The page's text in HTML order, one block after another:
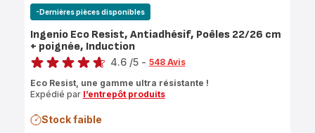
-Dernières pièces disponibles
Ingenio Eco Resist, Antiadhésif, Poêles 22/26 cm
+ poignée, Induction
Note
4.6 /5 - 548 Avis
Eco Resist, une gamme ultra résistante !
Expédié par l’entrepôt produits
Stock faible